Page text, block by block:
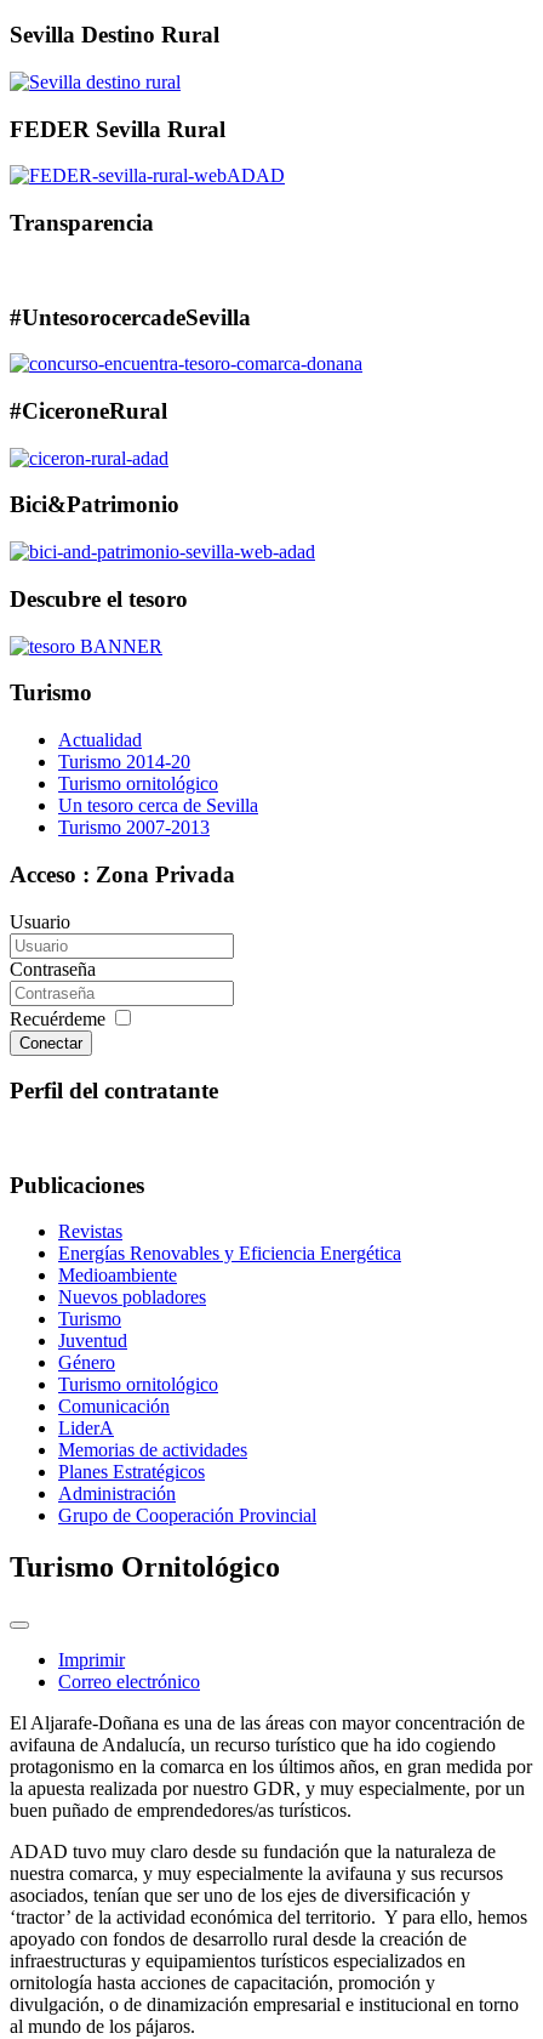
Sevilla Destino Rural
FEDER Sevilla Rural
Transparencia
#UntesorocercadeSevilla
#CiceroneRural
Bici&Patrimonio
Descubre el tesoro
Turismo
Actualidad
Turismo 2014-20
Turismo ornitológico
Un tesoro cerca de Sevilla
Turismo 2007-2013
Acceso : Zona Privada
Usuario
Contraseña
Recuérdeme
Conectar
Perfil del contratante
Publicaciones
Revistas
Energías Renovables y Eficiencia Energética
Medioambiente
Nuevos pobladores
Turismo
Juventud
Género
Turismo ornitológico
Comunicación
LiderA
Memorias de actividades
Planes Estratégicos
Administración
Grupo de Cooperación Provincial
Turismo Ornitológico
Imprimir
Correo electrónico
El Aljarafe-Doñana es una de las áreas con mayor concentración de
avifauna de Andalucía, un recurso turístico que ha ido cogiendo
protagonismo en la comarca en los últimos años, en gran medida por
la apuesta realizada por nuestro GDR, y muy especialmente, por un
buen puñado de emprendedores/as turísticos.
ADAD tuvo muy claro desde su fundación que la naturaleza de
nuestra comarca, y muy especialmente la avifauna y sus recursos
asociados, tenían que ser uno de los ejes de diversificación y
‘tractor’ de la actividad económica del territorio. Y para ello, hemos
apoyado con fondos de desarrollo rural desde la creación de
infraestructuras y equipamientos turísticos especializados en
ornitología hasta acciones de capacitación, promoción y
divulgación, o de dinamización empresarial e institucional en torno
al mundo de los pájaros.